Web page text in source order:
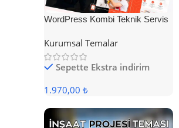
WordPress Kombi Teknik Servis
Kurumsal Temalar
Sepette Ekstra indirim
1.970,00 ₺